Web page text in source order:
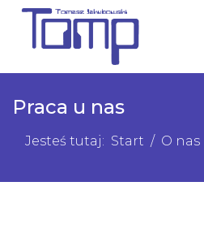
Praca u nas
Jesteś tutaj: Start O nas